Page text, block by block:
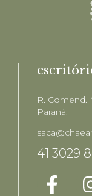
R. Comend.
Paraná.
41 3029